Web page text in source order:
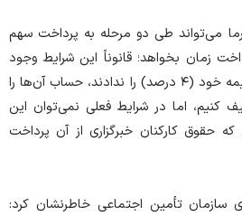
می‌تواند طی دو مرحله به پرداخت سهم
زمان بخواهد؛ قانوناً این شرایط وجود
دارد که اگر خبرگزاری‌ها حق بیمه خود (۴ درصد) را ندادند، حساب آن‌ها را
کنیم، اما در شرایط فعلی نمی‌توان این
حقوق کارکنان خبرگزاری از آن پرداخت
سازمان تأمین اجتماعی خاطرنشان کرد: